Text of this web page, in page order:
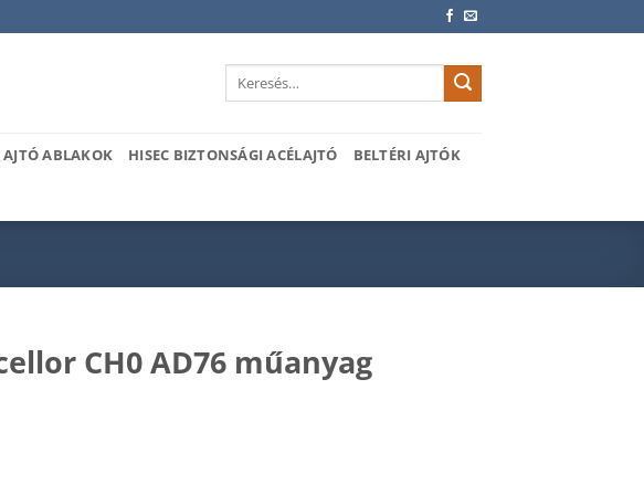
Keresés
ABLAKOK HISEC BIZTONSÁGI ACÉLAJTÓ BELTÉRI AJTÓK
CH0 AD76 műanyag